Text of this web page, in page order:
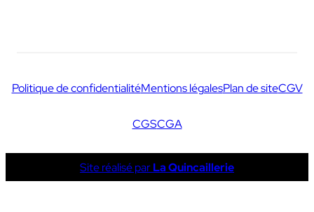
Politique de confidentialitéMentions légalesPlan de siteCGV
CGSCGA
Site réalisé parLa Quincaillerie